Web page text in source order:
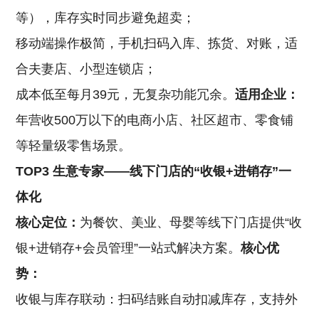
等），库存实时同步避免超卖；
移动端操作极简，手机扫码入库、拣货、对账，适
合夫妻店、小型连锁店；
成本低至每月39元，无复杂功能冗余。适用企业：
年营收500万以下的电商小店、社区超市、零食铺
等轻量级零售场景。
TOP3 生意专家——线下门店的“收银+进销存”一
体化
核心定位： 为餐饮、美业、母婴等线下门店提供“收
银+进销存+会员管理”一站式解决方案。核心优
势：
收银与库存联动：扫码结账自动扣减库存，支持外